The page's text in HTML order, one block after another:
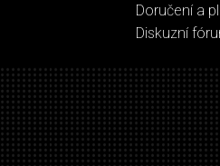
Doručení a
Diskuzní